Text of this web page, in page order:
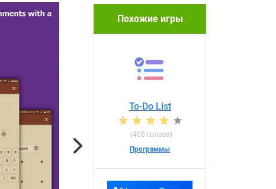
Next
Похожие игры
To-Do List
(405 голоса)
Программы